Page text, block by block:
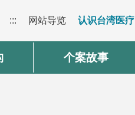
::: 网站导览 认识台湾医疗
个案故事